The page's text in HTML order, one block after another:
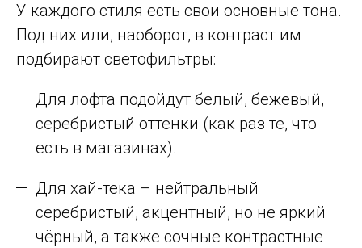
У каждого стиля есть свои основные тона.
Под них или, наоборот, в контраст им
подбирают светофильтры:
Для лофта подойдут белый, бежевый,
серебристый оттенки (как раз те, что
есть в магазинах).
Для хай-тека – нейтральный
серебристый, акцентный, но не яркий
чёрный, а также сочные контрастные